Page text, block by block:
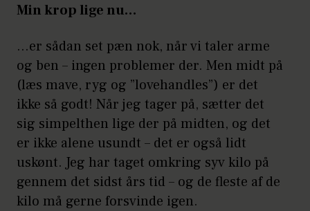
Min krop lige nu…
…er sådan set pæn nok, når vi taler arme
og ben – ingen problemer der. Men midt på
(læs mave, ryg og ”lovehandles”) er det
ikke så godt! Når jeg tager på, sætter det
sig simpelthen lige der på midten, og det
er ikke alene usundt – det er også lidt
uskønt. Jeg har taget omkring syv kilo på
gennem det sidst års tid – og de fleste af de
kilo må gerne forsvinde igen.